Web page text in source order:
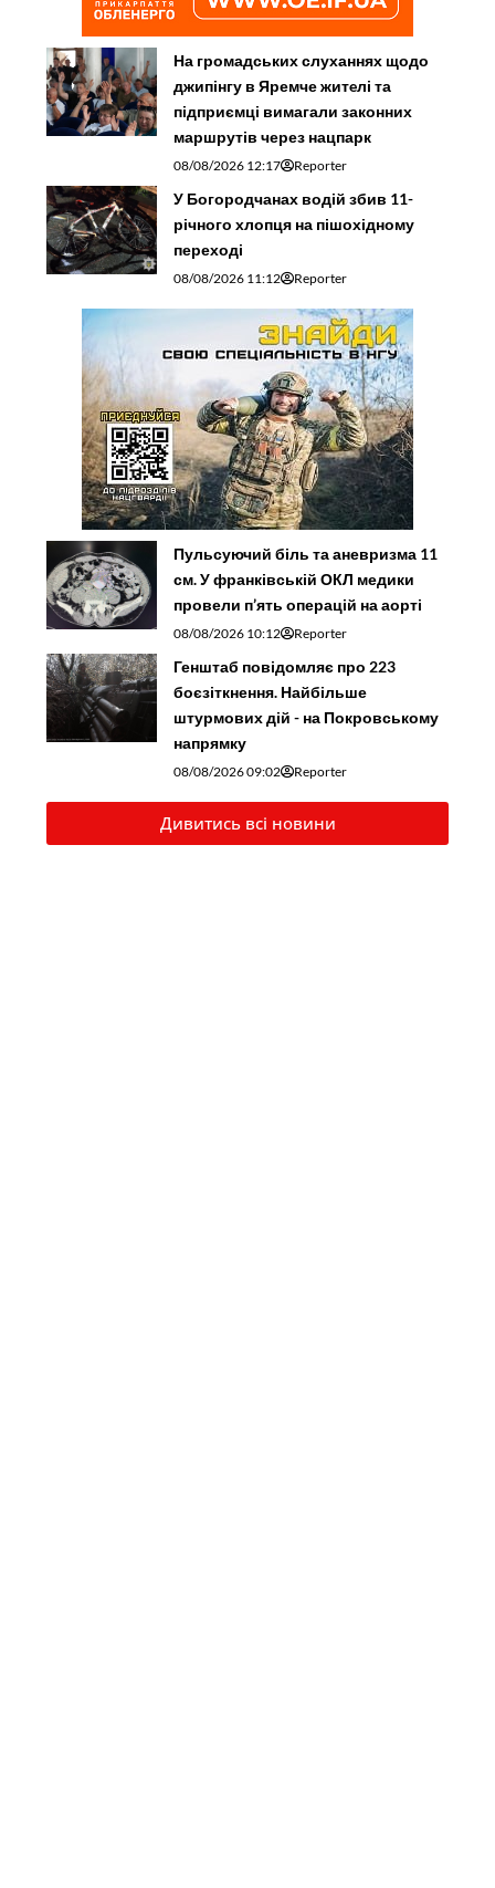
На громадських слуханнях щодо
джипінгу в Яремче житeлі та
підприємці вимагали законних
маршрутів через нацпарк
08/08/2026 12:17 Reporter
У Богородчанах водій збив 11-
річного хлопця на пішохідному
переході
08/08/2026 11:12 Reporter
Пульсуючий біль та аневризма 11
см. У франківській ОКЛ медики
провели п’ять операцій на аорті
08/08/2026 10:12 Reporter
Генштаб повідомляє про 223
боєзіткнення. Найбільше
штурмових дій - на Покровському
напрямку
08/08/2026 09:02 Reporter
Дивитись всі новини